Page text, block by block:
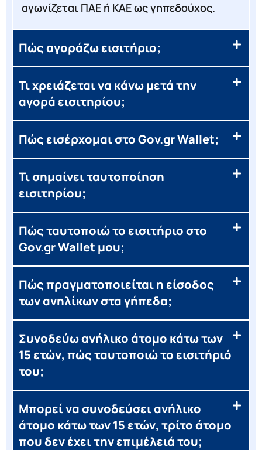
αγωνίζεται ΠΑΕ ή ΚΑΕ ως γηπεδούχος.
Πώς αγοράζω εισιτήριο;
Τι χρειάζεται να κάνω μετά την
αγορά εισιτηρίου;
Πώς εισέρχομαι στο Gov.gr Wallet;
Τι σημαίνει ταυτοποίηση
εισιτηρίου;
Πώς ταυτοποιώ το εισιτήριο στο
Gov.gr Wallet μου;
Πώς πραγματοποιείται η είσοδος
των ανηλίκων στα γήπεδα;
Συνοδεύω ανήλικο άτομο κάτω των
15 ετών, πώς ταυτοποιώ το εισιτήριό
του;
Μπορεί να συνοδεύσει ανήλικο
άτομο κάτω των 15 ετών, τρίτο άτομο
που δεν έχει την επιμέλειά του;